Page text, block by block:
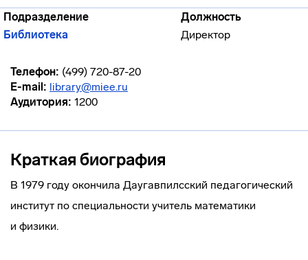
Подразделение
Должность
Библиотека
Директор
Телефон: (499) 720-87-20
E-mail: library@miee.ru
Аудитория: 1200
Краткая биография
В 1979 году окончила Даугавпилсский педагогический
институт по специальности учитель математики
и физики.